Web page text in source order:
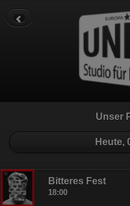
Unser
Heute,
Bitteres Fest
18:00
Datenschutz